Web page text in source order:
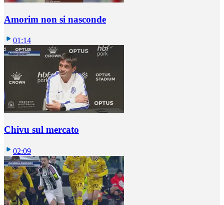
Amorim non si nasconde
01:14
Chivu sul mercato
02:09